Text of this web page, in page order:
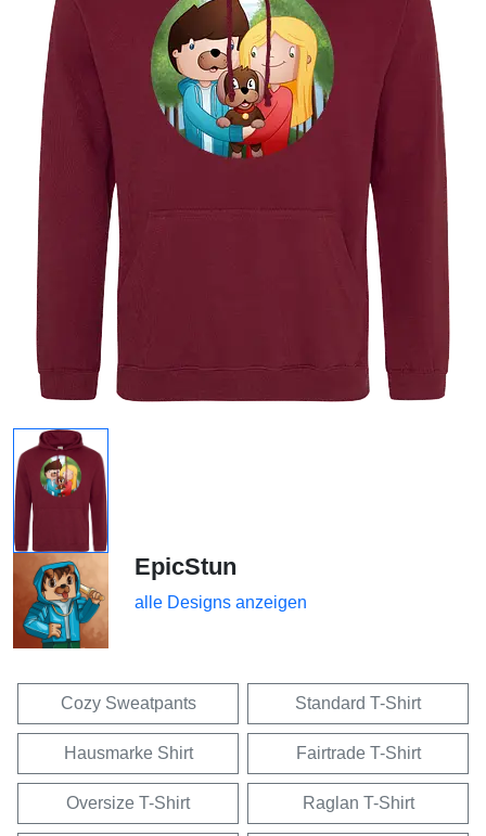
EpicStun
alle Designs anzeigen
Cozy Sweatpants Standard T-Shirt
Hausmarke Shirt Fairtrade T-Shirt
Oversize T-Shirt Raglan T-Shirt